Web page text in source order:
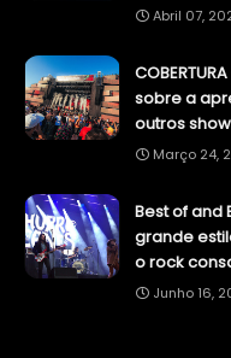
Abril 07,
sobre a
outros
Março 24,
Best of and
grande
o rock
Junho 16,